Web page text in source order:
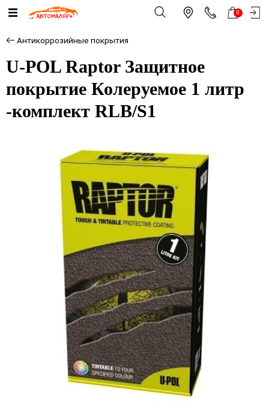
0
Антикоррозийные покрытия
U-POL Raptor Защитное
покрытие Колеруемое 1 литр
-комплект RLB/S1